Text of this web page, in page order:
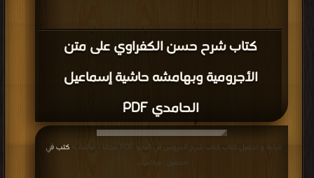
كتاب شرح حسن الكفراوي على متن
الأجرومية وبهامشه حاشية إسماعيل
الحامدي PDF
قراءة و تحميل كتاب كتاب شرح الدروس في النحو PDF مجانا | مكتبة > كتب في
التحميل : مرة/مرات